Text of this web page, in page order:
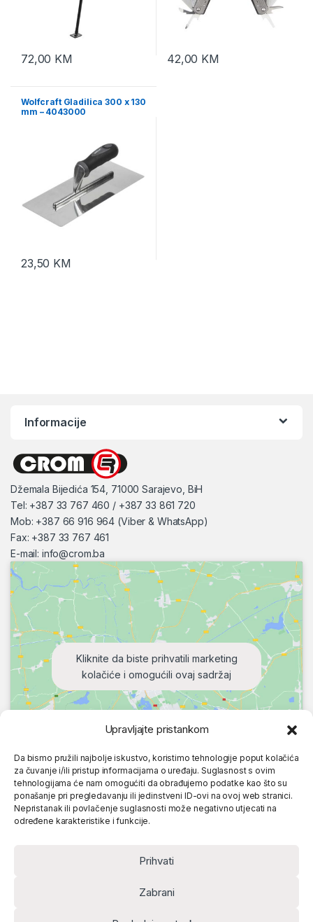
Upravljajte pristankom
Da bismo pružili najbolje iskustvo, koristimo tehnologije poput kolačića
za čuvanje i/ili pristup informacijama o uređaju. Suglasnost s ovim
tehnologijama će nam omogućiti da obrađujemo podatke kao što su
ponašanje pri pregledavanju ili jedinstveni ID-ovi na ovoj web stranici.
Nepristanak ili povlačenje suglasnosti može negativno utjecati na
određene karakteristike i funkcije.
Prihvati
Zabrani
72,00 KM 42,00 KM
Wolfcraft Gladilica 300 x 130
mm – 4043000
23,50 KM
Informacije
Džemala Bijedića 154, 71000 Sarajevo, BiH
Tel: +387 33 767 460 / +387 33 861 720
Mob: +387 66 916 964 (Viber & WhatsApp)
Fax: +387 33 767 461
E-mail: info@crom.ba
Kliknite da biste prihvatili marketing
kolačiće i omogućili ovaj sadržaj